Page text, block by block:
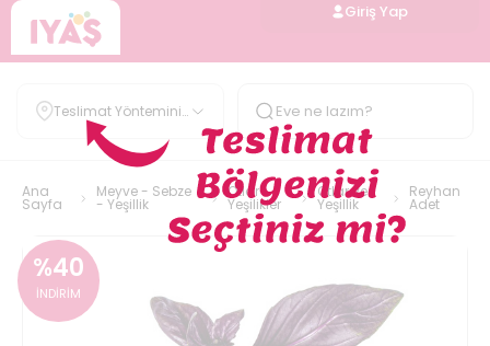
Giriş Yap
Teslimat Yöntemini
Belirle
Ana
Sayfa
Meyve - Sebze
- Yeşillik
Otlar-
Yeşilikler
Otlar ve
Yeşillik
Reyhan
Adet
%40
İNDİRİM